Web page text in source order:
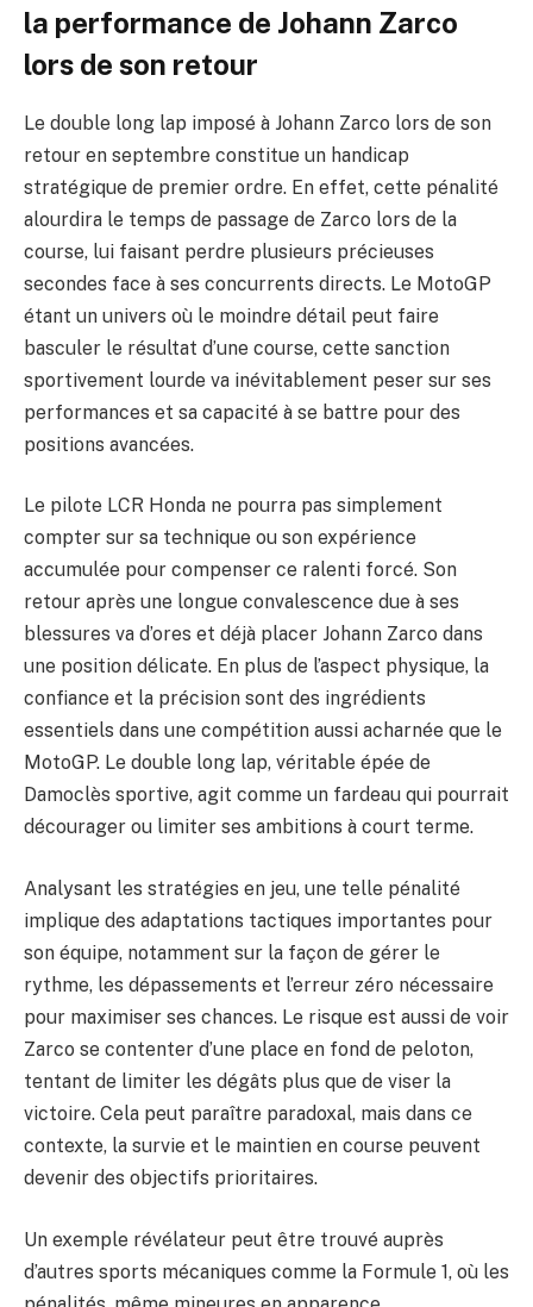
la performance de Johann Zarco
lors de son retour
Le double long lap imposé à Johann Zarco lors de son
retour en septembre constitue un handicap
stratégique de premier ordre. En effet, cette pénalité
alourdira le temps de passage de Zarco lors de la
course, lui faisant perdre plusieurs précieuses
secondes face à ses concurrents directs. Le MotoGP
étant un univers où le moindre détail peut faire
basculer le résultat d’une course, cette sanction
sportivement lourde va inévitablement peser sur ses
performances et sa capacité à se battre pour des
positions avancées.
Le pilote LCR Honda ne pourra pas simplement
compter sur sa technique ou son expérience
accumulée pour compenser ce ralenti forcé. Son
retour après une longue convalescence due à ses
blessures va d’ores et déjà placer Johann Zarco dans
une position délicate. En plus de l’aspect physique, la
confiance et la précision sont des ingrédients
essentiels dans une compétition aussi acharnée que le
MotoGP. Le double long lap, véritable épée de
Damoclès sportive, agit comme un fardeau qui pourrait
décourager ou limiter ses ambitions à court terme.
Analysant les stratégies en jeu, une telle pénalité
implique des adaptations tactiques importantes pour
son équipe, notamment sur la façon de gérer le
rythme, les dépassements et l’erreur zéro nécessaire
pour maximiser ses chances. Le risque est aussi de voir
Zarco se contenter d’une place en fond de peloton,
tentant de limiter les dégâts plus que de viser la
victoire. Cela peut paraître paradoxal, mais dans ce
contexte, la survie et le maintien en course peuvent
devenir des objectifs prioritaires.
Un exemple révélateur peut être trouvé auprès
d’autres sports mécaniques comme la Formule 1, où les